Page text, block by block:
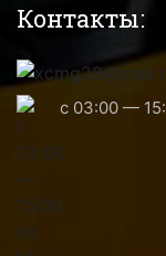
Контакты:
с 03:00 —